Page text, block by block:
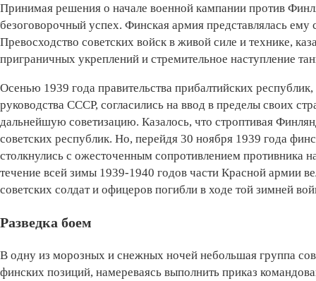
Принимая решения о начале военной кампании против
безоговорочный успех. Финская армия представлялась
Превосходство советских войск в живой силе и технике,
приграничных укреплений и стремительное наступление
Осенью 1939 года правительства прибалтийских
руководства СССР, согласились на ввод в пределы своих
дальнейшую советизацию. Казалось, что строптивая
советских республик. Но, перейдя 30 ноября 1939 года
столкнулись с ожесточенным сопротивлением
течение всей зимы 1939-1940 годов части Красной армии
советских солдат и офицеров погибли в ходе той зимней
Разведка боем
В одну из морозных и снежных ночей небольшая группа
финских позиций, намереваясь выполнить приказ